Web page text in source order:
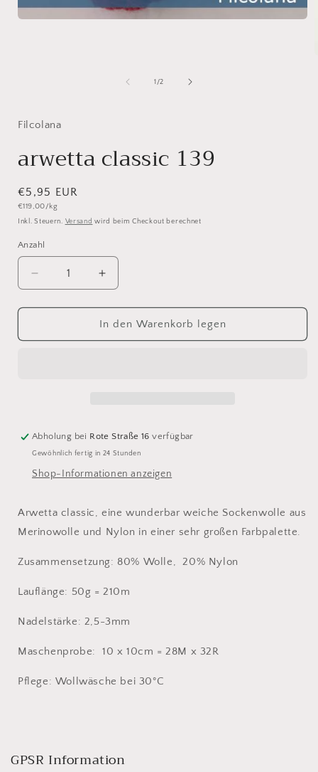
1 /von
2
Filcolana
arwetta classic 139
Normaler
Preis
€5,95 EUR
Grundpreis
€119,00/kg
Inkl. Steuern. Versand wird beim Checkout berechnet
Anzahl
Anzahl
Verringere
die
Menge
arwetta
Erhöhe
die
Menge
für
arwetta
In den Warenkorb legen
Abholung bei Rote Straße 16 verfügbar
Gewöhnlich fertig in 24 Stunden
Shop-Informationen anzeigen
Arwetta classic, eine wunderbar weiche Sockenwolle aus
Merinowolle und Nylon in einer sehr großen Farbpalette.
Zusammensetzung: 80% Wolle, 20% Nylon
Lauflänge: 50g = 210m
Nadelstärke: 2,5-3mm
Maschenprobe: 10 x 10cm = 28M x 32R
Pflege: Wollwäsche bei 30°C
GPSR Information